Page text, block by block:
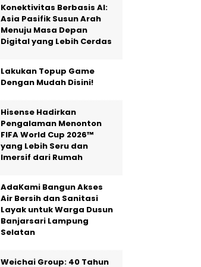
Konektivitas Berbasis AI:
Asia Pasifik Susun Arah
Menuju Masa Depan
Digital yang Lebih Cerdas
Lakukan Topup Game
Dengan Mudah Disini!
Hisense Hadirkan
Pengalaman Menonton
FIFA World Cup 2026™
yang Lebih Seru dan
Imersif dari Rumah
AdaKami Bangun Akses
Air Bersih dan Sanitasi
Layak untuk Warga Dusun
Banjarsari Lampung
Selatan
Weichai Group: 40 Tahun